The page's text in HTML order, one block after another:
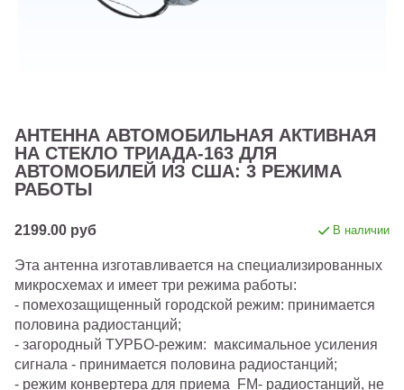
АНТЕННА АВТОМОБИЛЬНАЯ АКТИВНАЯ
НА СТЕКЛО ТРИАДА-163 ДЛЯ
АВТОМОБИЛЕЙ ИЗ США: 3 РЕЖИМА
РАБОТЫ
2199.00 руб В наличии
Эта антенна изготавливается на специализированных
микросхемах и имеет три режима работы:
- помехозащищенный городской режим: принимается
половина радиостанций;
- загородный ТУРБО-режим: максимальное усиления
сигнала - принимается половина радиостанций;
- режим конвертера для приема FM- радиостанций, не